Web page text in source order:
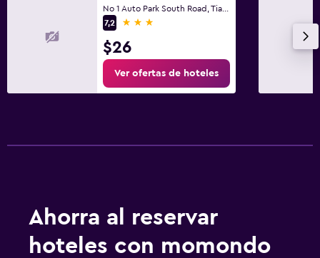
7,2
3 estrellas
$26
Ver ofertas de hoteles
Ahorra al reservar
hoteles con momondo